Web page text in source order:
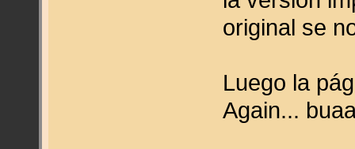
original se
Luego la
Again...